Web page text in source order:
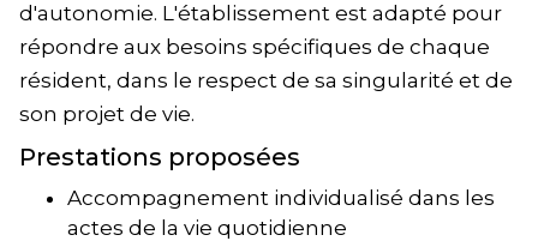
d'autonomie. L'établissement est adapté pour
répondre aux besoins spécifiques de chaque
résident, dans le respect de sa singularité et de
son projet de vie.
Prestations proposées
Accompagnement individualisé dans les
actes de la vie quotidienne